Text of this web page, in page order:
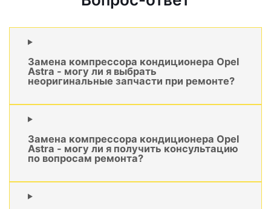
Замена компрессора кондиционера Opel
Astra - могу ли я выбрать
неоригинальные запчасти при ремонте?
Замена компрессора кондиционера Opel
Astra - могу ли я получить консультацию
по вопросам ремонта?